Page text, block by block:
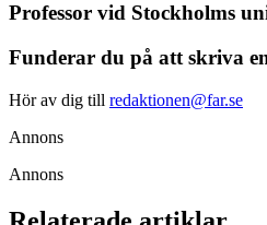
Professor vid Stockholms
Funderar du på att skriva
Hör av dig till redaktionen@far.se
Annons
Annons